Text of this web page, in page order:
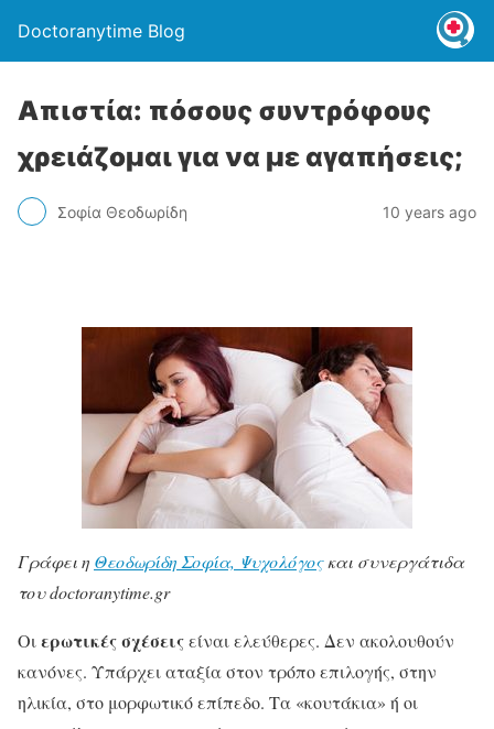
Doctoranytime Blog
Απιστία: πόσους συντρόφους
χρειάζομαι για να με αγαπήσεις;
Σοφία Θεοδωρίδη 10 years ago
Γράφει η Θεοδωρίδη Σοφία, Ψυχολόγοςκαι συνεργάτιδα
του doctoranytime.gr
Οιερωτικές σχέσειςείναι ελεύθερες. Δεν ακολουθούν
κανόνες. Υπάρχει αταξία στον τρόπο επιλογής, στην
ηλικία, στο μορφωτικό επίπεδο. Τα «κουτάκια» ή οι